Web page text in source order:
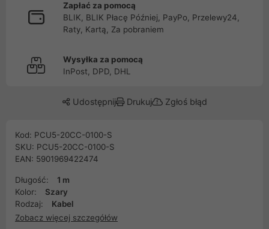
Zapłać za pomocą
BLIK, BLIK Płacę Później, PayPo, Przelewy24,
Raty, Kartą, Za pobraniem
Wysyłka za pomocą
InPost, DPD, DHL
Udostępnij Drukuj Zgłoś błąd
Kod: PCU5-20CC-0100-S
SKU: PCU5-20CC-0100-S
EAN: 5901969422474
Długość:
1 m
Kolor:
Szary
Rodzaj:
Kabel
Zobacz więcej szczegółów